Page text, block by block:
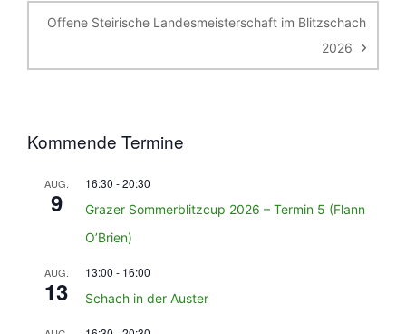
Offene Steirische Landesmeisterschaft im Blitzschach
2026
Kommende Termine
AUG.
9
16:30 -20:30
Grazer Sommerblitzcup 2026 – Termin 5 (Flann
O’Brien)
AUG.
13
13:00 - 16:00
Schach in der Auster